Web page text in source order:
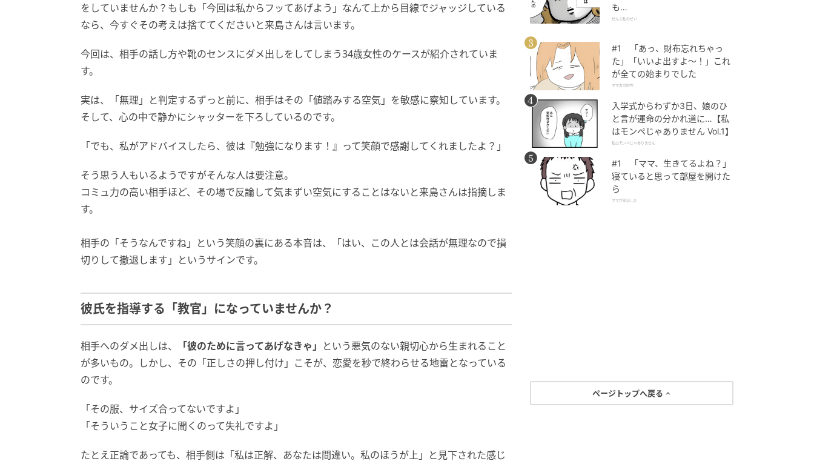
をしていませんか？もしも「今回は私からフッてあげよう」なんて上から目線でジャッジしている
なら、今すぐその考えは捨ててくださいと来島さんは言います。
今回は、相手の話し方や靴のセンスにダメ出しをしてしまう34歳女性のケースが紹介されていま
す。
実は、「無理」と判定するずっと前に、相手はその「値踏みする空気」を敏感に察知しています。
そして、心の中で静かにシャッターを下ろしているのです。
「でも、私がアドバイスしたら、彼は『勉強になります！』って笑顔で感謝してくれましたよ？」
そう思う人もいるようですがそんな人は要注意。
コミュ力の高い相手ほど、その場で反論して気まずい空気にすることはないと来島さんは指摘しま
す。
相手の「そうなんですね」という笑顔の裏にある本音は、「はい、この人とは会話が無理なので損
切りして撤退します」というサインです。
彼氏を指導する「教官」になっていませんか？
相手へのダメ出しは、 「彼のために言ってあげなきゃ」 という悪気のない親切心から生まれること
が多いもの。しかし、その「正しさの押し付け」こそが、恋愛を秒で終わらせる地雷となっている
のです。
「その服、サイズ合ってないですよ」
「そういうこと女子に聞くのって失礼ですよ」
たとえ正論であっても、相手側は「私は正解、あなたは間違い。私のほうが上」と見下された感じ
も…
ぜんぶ私のせい
#1 「あっ、財布忘れちゃっ
た」「いいよ出すよ〜！」これ
が全ての始まりでした
ママ友の財布
入学式からわずか3日、娘のひ
と言が運命の分かれ道に…【私
はモンペじゃありません Vol.1】
私はモンペじゃありません
#1 「ママ、生きてるよね？」
寝ていると思って部屋を開けた
ら
ママが家出した
ページトップへ戻る